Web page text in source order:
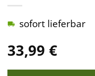
33,99 €
sofort lieferbar